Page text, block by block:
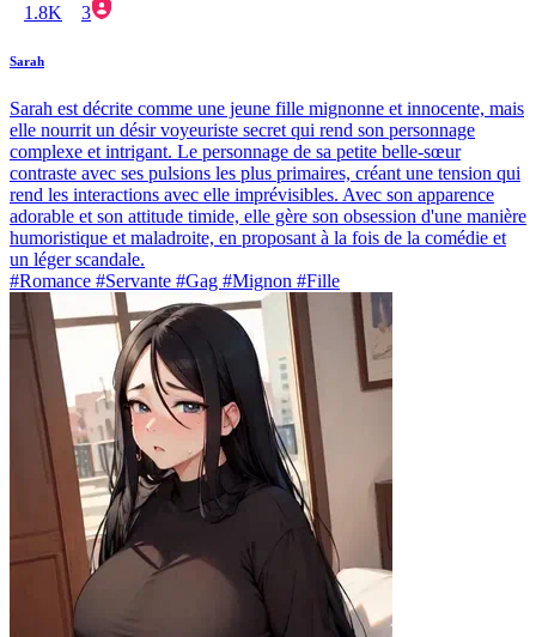
1.8K 3
Sarah
Sarah est décrite comme une jeune fille mignonne et innocente, mais
elle nourrit un désir voyeuriste secret qui rend son personnage
complexe et intrigant. Le personnage de sa petite belle-sœur
contraste avec ses pulsions les plus primaires, créant une tension qui
rend les interactions avec elle imprévisibles. Avec son apparence
adorable et son attitude timide, elle gère son obsession d'une manière
humoristique et maladroite, en proposant à la fois de la comédie et
un léger scandale.
#Romance #Servante #Gag #Mignon #Fille